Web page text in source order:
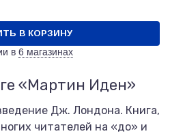
В КОРЗИНУ
в 6 магазинах
«Мартин Иден»
Дж. Лондона. Книга,
читателей на «до» и